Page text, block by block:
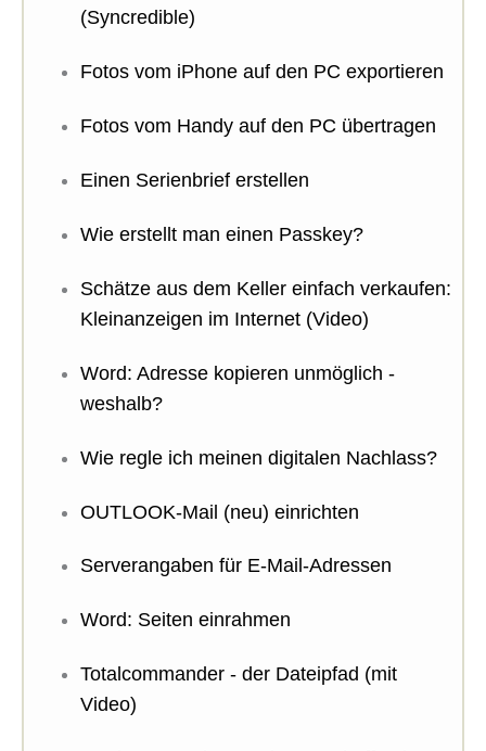
(Syncredible)
Fotos vom iPhone auf den PC exportieren
Fotos vom Handy auf den PC übertragen
Einen Serienbrief erstellen
Wie erstellt man einen Passkey?
Schätze aus dem Keller einfach verkaufen:
Kleinanzeigen im Internet (Video)
Word: Adresse kopieren unmöglich -
weshalb?
Wie regle ich meinen digitalen Nachlass?
OUTLOOK-Mail (neu) einrichten
Serverangaben für E-Mail-Adressen
Word: Seiten einrahmen
Totalcommander - der Dateipfad (mit
Video)